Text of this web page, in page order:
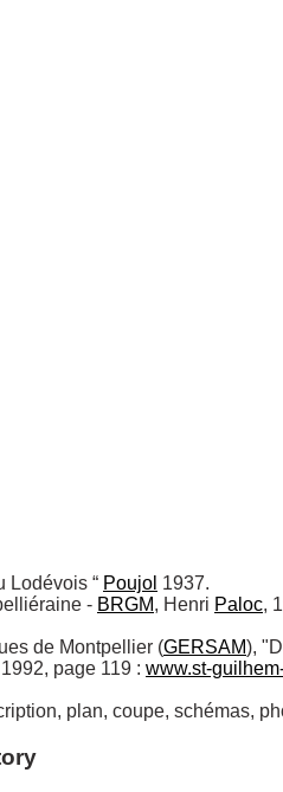
Lodévois “ Poujol 1937.
- BRGM, Henri Paloc,
de Montpellier (GERSAM),
page 119 : www.st-
plan, coupe, schémas,